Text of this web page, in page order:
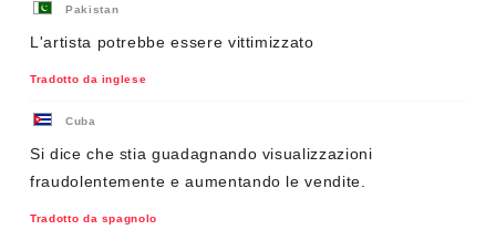
Pakistan
L'artista potrebbe essere vittimizzato
Tradotto da inglese
Cuba
Si dice che stia guadagnando visualizzazioni
fraudolentemente e aumentando le vendite.
Tradotto da spagnolo